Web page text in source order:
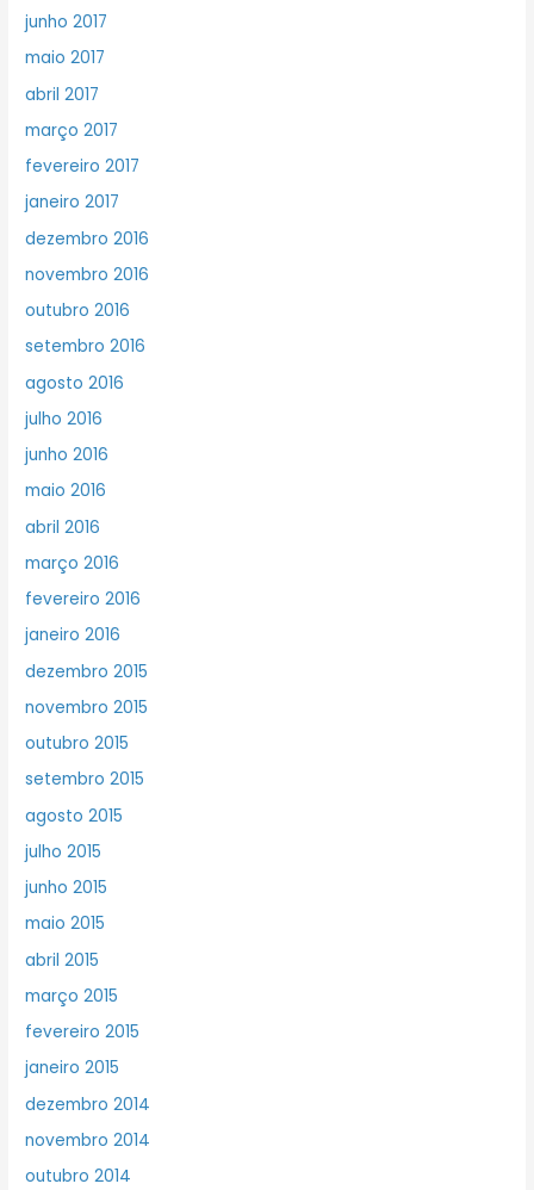
junho 2017
maio 2017
abril 2017
março 2017
fevereiro 2017
janeiro 2017
dezembro 2016
novembro 2016
outubro 2016
setembro 2016
agosto 2016
julho 2016
junho 2016
maio 2016
abril 2016
março 2016
fevereiro 2016
janeiro 2016
dezembro 2015
novembro 2015
outubro 2015
setembro 2015
agosto 2015
julho 2015
junho 2015
maio 2015
abril 2015
março 2015
fevereiro 2015
janeiro 2015
dezembro 2014
novembro 2014
outubro 2014